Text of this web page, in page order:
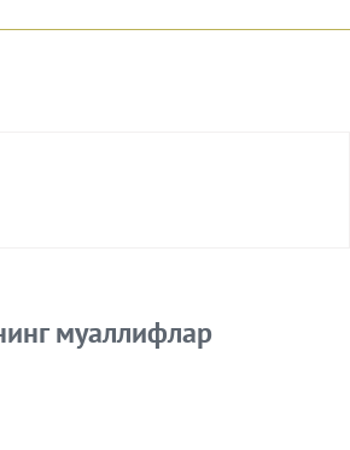
муаллифлар